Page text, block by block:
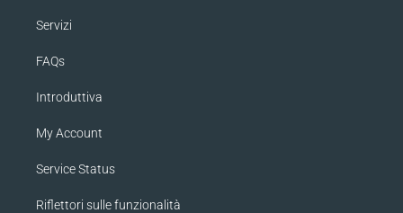
Servizi
FAQs
Introduttiva
My Account
Service Status
Riflettori sulle funzionalità